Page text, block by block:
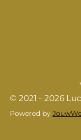
© 2021 - 2026
Powered by